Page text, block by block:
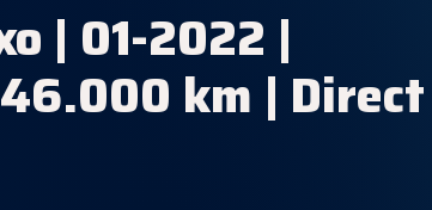
| 01-2022 |
km | Direct